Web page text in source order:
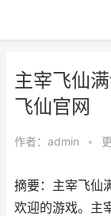
主宰飞仙
飞仙官网
作者： admin •
摘要：主宰飞仙
欢迎的游戏。主